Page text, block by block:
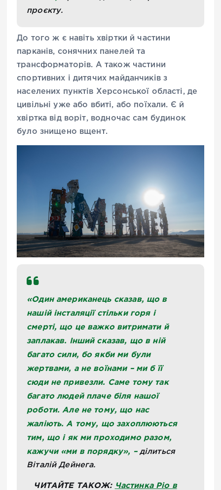
проєкту.
До того ж є навіть хвіртки й частини
парканів, сонячних панелей та
трансформаторів. А також частини
спортивних і дитячих майданчиків з
населених пунктів Херсонської області, де
цивільні уже або вбиті, або поїхали. Є й
хвіртка від воріт, водночас сам будинок
було знищено вщент.
«Один американець сказав, що в
нашій інсталяції стільки горя і
смерті, що це важко витримати й
заплакав. Інший сказав, що в ній
багато сили, бо якби ми були
жертвами, а не воїнами – ми б її
сюди не привезли. Саме тому так
багато людей плаче біля нашої
роботи. Але не тому, що нас
жаліють. А тому, що захоплюються
тим, що і як ми проходимо разом,
кажучи «ми в порядку», – ділиться
Віталій Дейнега.
ЧИТАЙТЕ ТАКОЖ: Частинка Ріо в